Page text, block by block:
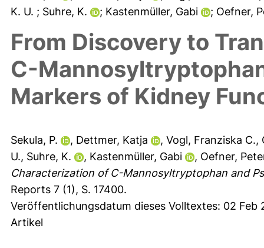
K. U. ; Suhre, K. ; Kastenmüller, Gabi ; Oefner,
From Discovery to
C-
Markers of Kidney
Sekula, P. , Dettmer, Katja , Vogl, Franziska C.,
U., Suhre, K. , Kastenmüller, Gabi , Oefner,
Characterization of C-Mannosyltryptophan and
Reports 7 (1), S. 17400.
Veröffentlichungsdatum dieses Volltextes: 02 Feb
Artikel